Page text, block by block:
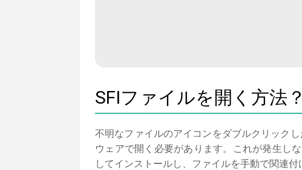
SFIファイルを開く方法？
不明なファイルのアイコンをダブルクリック
ウェアで開く必要があります。これが発生し
してインストールし、ファイルを手動で関連付